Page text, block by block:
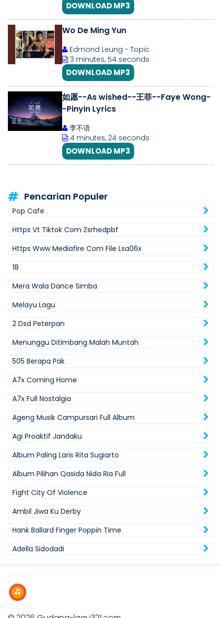
DOWNLOAD MP3
Wo De Ming Yun
Edmond Leung - Topic
3 minutes, 54 seconds
DOWNLOAD MP3
如愿--As wished--王菲--Faye Wong-
-Pinyin Lyrics
李不语
4 minutes, 24 seconds
DOWNLOAD MP3
Pencarian Populer
Pop Cafe
Https Vt Tiktok Com Zsrhedpbf
Https Www Mediafire Com File Lsa06x
18
Mera Wala Dance Simba
Melayu Lagu
2 Dsd Peterpan
Menunggu Ditimbang Malah Muntah
505 Berapa Pak
A7x Coming Home
A7x Full Nostalgia
Ageng Musik Campursari Full Album
Agi Proaktif Jandaku
Album Paling Laris Rita Sugiarto
Album Pilihan Qasida Nida Ria Full
Fight City Of Violence
Ambil Jiwa Ku Derby
Hank Ballard Finger Poppin Time
Adella Sidodadi